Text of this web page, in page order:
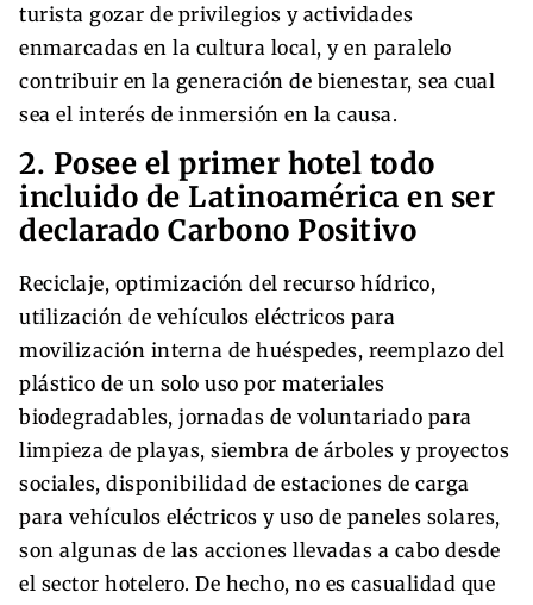
turista gozar de privilegios y actividades
enmarcadas en la cultura local, y en paralelo
contribuir en la generación de bienestar, sea cual
sea el interés de inmersión en la causa.
2. Posee el primer hotel todo
incluido de Latinoamérica en ser
declarado Carbono Positivo
Reciclaje, optimización del recurso hídrico,
utilización de vehículos eléctricos para
movilización interna de huéspedes, reemplazo del
plástico de un solo uso por materiales
biodegradables, jornadas de voluntariado para
limpieza de playas, siembra de árboles y proyectos
sociales, disponibilidad de estaciones de carga
para vehículos eléctricos y uso de paneles solares,
son algunas de las acciones llevadas a cabo desde
el sector hotelero. De hecho, no es casualidad que